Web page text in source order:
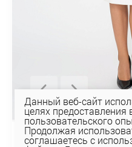
ЮБКА 4К-10867-1
Данный веб-сайт
целях
пользовательского
Продолжая
соглашаетесь с